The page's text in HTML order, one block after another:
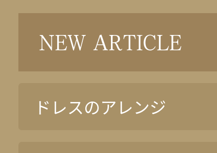
NEW ARTICLE
ドレスのアレンジ